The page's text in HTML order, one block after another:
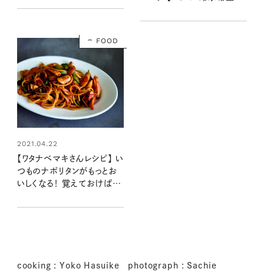
FOOD
2021.04.22
【ワタナベマキさんレシピ】 い
つものナポリタンがもっとお
いしくなる！ 覚えておけば失
の黄金比
cooking : Yoko Hasuike photograph : Sachie